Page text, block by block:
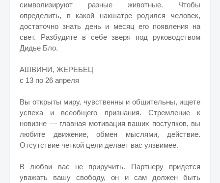
символизируют разные животные. Чтобы
определить, в какой накшатре родился человек,
достаточно знать день и месяц его появления на
свет. Разбудите в себе зверя под руководством
Дидье Бло.
АШВИНИ, ЖЕРЕБЕЦ
с 13 по 26 апреля
Вы открыты миру, чувственны и общительны, ищете
успеха и всеобщего признания. Стремление к
новизне — главная мотивация ваших поступков, вы
любите движение, обмен мыслями, действие.
Отсутствие четкой цели делает вас уязвимее.
В любви вас не приручить. Партнеру придется
уважать вашу свободу, он и сам должен быть